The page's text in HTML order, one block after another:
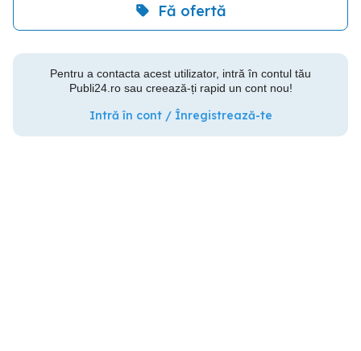
Fă ofertă
Pentru a contacta acest utilizator, intră în contul tău
Publi24.ro sau creează-ți rapid un cont nou!
Intră în cont / Înregistrează-te